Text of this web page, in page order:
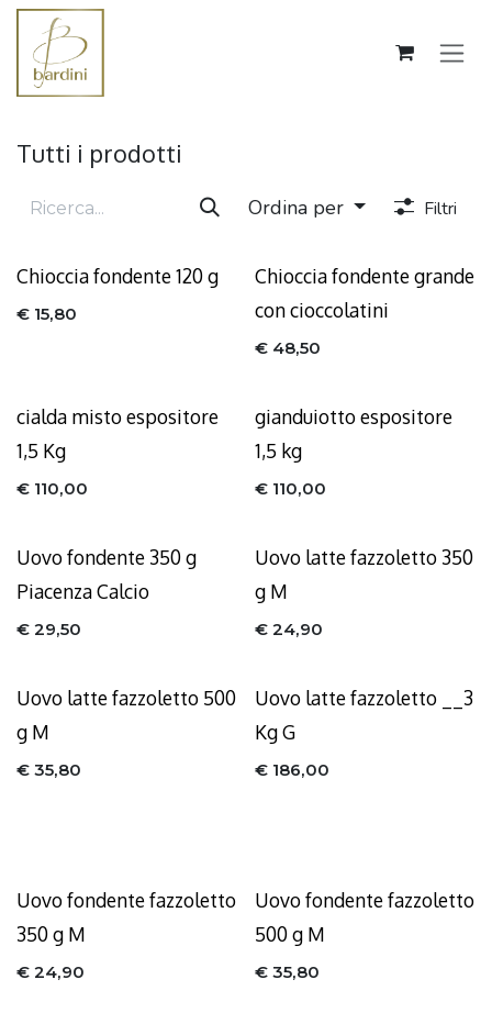
Passa al contenuto
Tutti i prodotti
Ordina per Filtri
Chioccia fondente 120 g
€ 15,80
Chioccia fondente grande
con cioccolatini
€ 48,50
cialda misto espositore
1,5 Kg
€ 110,00
gianduiotto espositore
1,5 kg
€ 110,00
Uovo fondente 350 g
Piacenza Calcio
€ 29,50
Uovo latte fazzoletto 350
g M
€ 24,90
Uovo latte fazzoletto 500
g M
€ 35,80
Uovo latte fazzoletto __3
Kg G
€ 186,00
Uovo fondente fazzoletto
350 g M
€ 24,90
Uovo fondente fazzoletto
500 g M
€ 35,80